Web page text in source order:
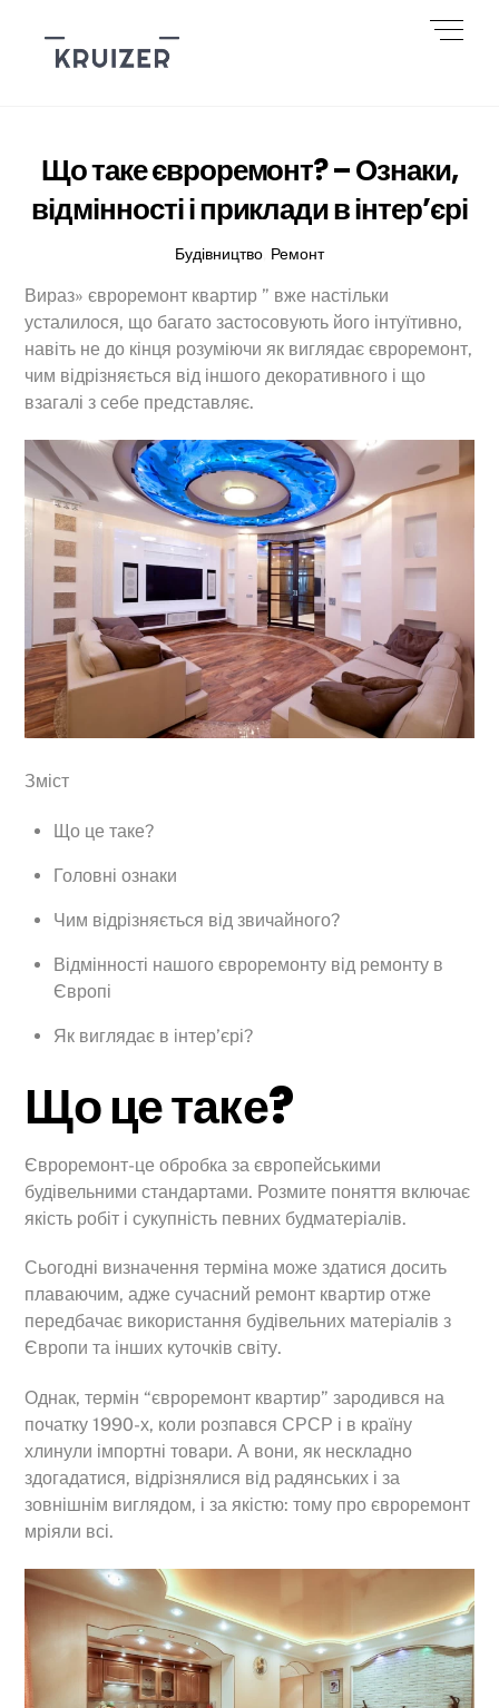
content
Що таке євроремонт? – Ознаки,
відмінності і приклади в інтер’єрі
Будівництво Ремонт
Вираз» євроремонт квартир ” вже настільки
усталилося, що багато застосовують його інтуїтивно,
навіть не до кінця розуміючи як виглядає євроремонт,
чим відрізняється від іншого декоративного і що
взагалі з себе представляє.
Зміст
Що це таке?
Головні ознаки
Чим відрізняється від звичайного?
Відмінності нашого євроремонту від ремонту в
Європі
Як виглядає в інтер’єрі?
Що це таке?
Євроремонт-це обробка за європейськими
будівельними стандартами. Розмите поняття включає
якість робіт і сукупність певних будматеріалів.
Сьогодні визначення терміна може здатися досить
плаваючим, адже сучасний ремонт квартир отже
передбачає використання будівельних матеріалів з
Європи та інших куточків світу.
Однак, термін “євроремонт квартир” зародився на
початку 1990-х, коли розпався СРСР і в країну
хлинули імпортні товари. А вони, як нескладно
здогадатися, відрізнялися від радянських і за
зовнішнім виглядом, і за якістю: тому про євроремонт
мріяли всі.